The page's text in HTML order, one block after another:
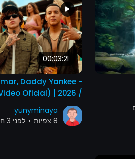
00:03:21
Daddy Yankee -
Oficial) | 2026 /
Letra
yunyminaya
8 צפיות
• לִפנֵי 3 חודשים